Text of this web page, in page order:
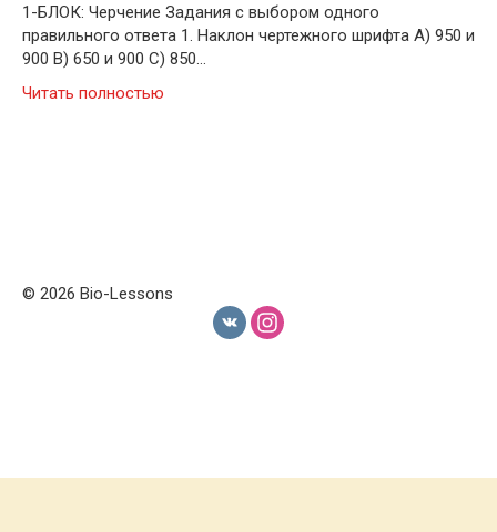
1-БЛОК: Черчение Задания с выбором одного
правильного ответа 1. Наклон чертежного шрифта A) 950 и
900 B) 650 и 900 C) 850…
Читать полностью
© 2026 Bio-Lessons